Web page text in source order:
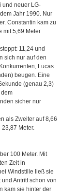
und neuer LG-
Jahr 1990. Nur
Constantin kam zu
mit 5,69 Meter
11,24 und
sich nur auf den
Lucas
beugen. Eine
(genau 2,3)
sicher nur
als Zweiter auf 8,66
Meter.
100 Meter. Mit
Zeit in
Windstille ließ sie
Antritt schon von
kam sie hinter der